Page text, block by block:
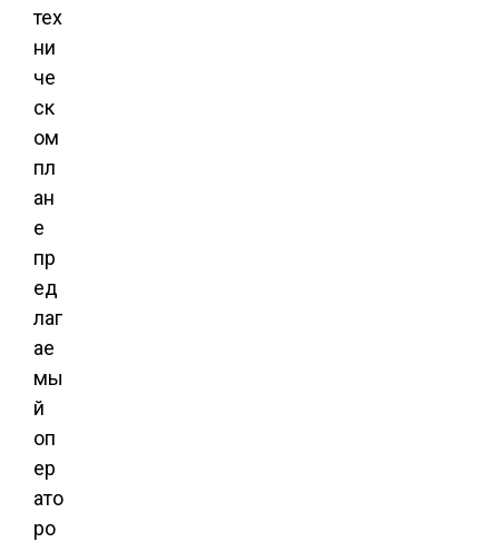
тех
ни
че
ск
ом
пл
ан
е
пр
ед
лаг
ае
мы
й
оп
ер
ато
ро